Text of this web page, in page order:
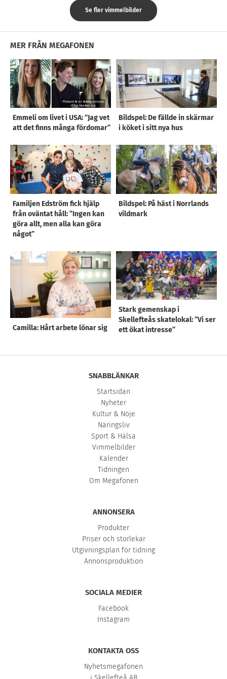
Se fler vimmelbilder
MER FRÅN MEGAFONEN
Emmeli om livet i USA: “Jag vet
att det finns många fördomar”
Bildspel: De fällde in skärmar
i köket i sitt nya hus
Familjen Edström fick hjälp
från oväntat håll: ”Ingen kan
göra allt, men alla kan göra
något”
Bildspel: På häst i Norrlands
vildmark
Camilla: Hårt arbete lönar sig
Stark gemenskap i
Skellefteås skatelokal: ”Vi ser
ett ökat intresse”
SNABBLÄNKAR
Startsidan
Nyheter
Kultur & Nöje
Näringsliv
Sport & Hälsa
Vimmelbilder
Kalender
Tidningen
Om Megafonen
ANNONSERA
Produkter
Priser och storlekar
Utgivningsplan för tidning
Annonsproduktion
SOCIALA MEDIER
Facebook
Instagram
KONTAKTA OSS
Nyhetsmegafonen